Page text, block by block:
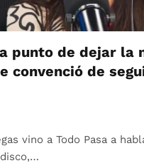
punto de dejar la
convenció de
vino a Todo Pasa a